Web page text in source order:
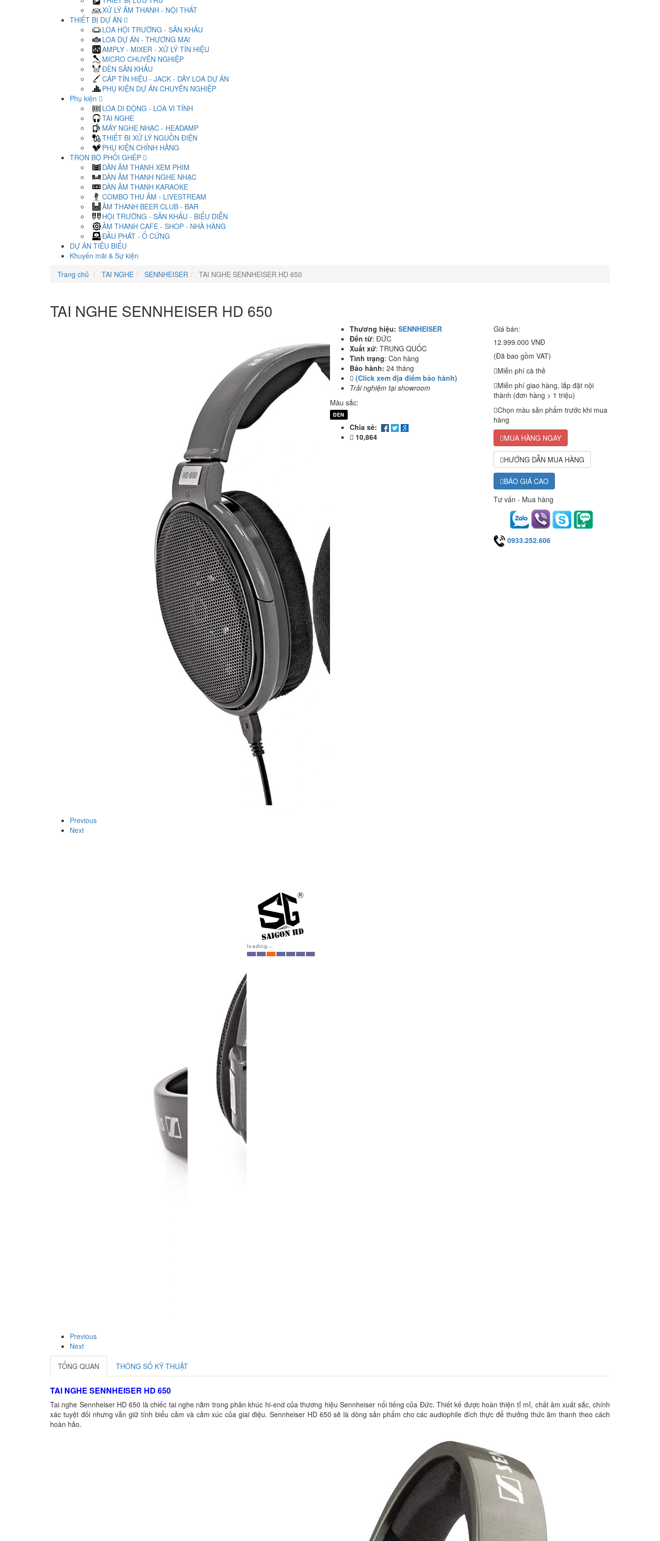
XỬ LÝ ÂM THANH - NỘI THẤT
THIẾT BỊ DỰ ÁN
LOA HỘI TRƯỜNG - SÂN KHẤU
LOA DỰ ÁN - THƯƠNG MẠI
AMPLY - MIXER - XỬ LÝ TÍN HIỆU
MICRO CHUYÊN NGHIỆP
ĐÈN SÂN KHẤU
CÁP TÍN HIỆU - JACK - DÂY LOA DỰ ÁN
PHỤ KIỆN DỰ ÁN CHUYÊN NGHIỆP
Phụ kiện
LOA DI ĐỘNG - LOA VI TÍNH
TAI NGHE
MÁY NGHE NHẠC - HEADAMP
THIẾT BỊ XỬ LÝ NGUỒN ĐIỆN
PHỤ KIỆN CHÍNH HÃNG
TRỌN BỘ PHỐI GHÉP
DÀN ÂM THANH XEM PHIM
DÀN ÂM THANH NGHE NHẠC
DÀN ÂM THANH KARAOKE
COMBO THU ÂM - LIVESTREAM
ÂM THANH BEER CLUB - BAR
HỘI TRƯỜNG - SÂN KHẤU - BIỂU DIỄN
ÂM THANH CAFE - SHOP - NHÀ HÀNG
ĐẦU PHÁT - Ổ CỨNG
DỰ ÁN TIÊU BIỂU
Khuyến mãi & Sự kiện
Trang chủ
TAI NGHE SENNHEISER TAI NGHE SENNHEISER HD 650
TAI NGHE SENNHEISER HD 650
Previous
Next
Previous
Next
Thương hiệu: SENNHEISER
Đến từ: ĐỨC
Xuất xứ: TRUNG QUỐC
Tình trạng: Còn hàng
Bảo hành: 24 tháng
(Click xem địa điểm bảo hành)
Trải nghiệm tại showroom
Màu sắc:
ĐEN
Chia sẻ:
10,864
Giá bán:
12.999.000 VNĐ
(Đã bao gồm VAT)
Miễn phí cà thẻ
Miễn phí giao hàng, lắp đặt nội
thành (đơn hàng > 1 triệu)
Chọn màu sản phẩm trước khi mua
hàng
MUA HÀNG NGAY
HƯỚNG DẪN MUA HÀNG
BÁO GIÁ CAO
Tư vấn - Mua hàng
0933.252.606
TỔNG QUAN THÔNG SỐ KỸ THUẬT
TAI NGHE SENNHEISER HD 650
Tai nghe Sennheiser HD 650 là chiếc tai nghenằm trong phân khúc hi-end của thương hiệu Sennheiser nổi tiếng của Đức. Thiết kế được hoàn thiện tỉ mỉ, chất âm xuất sắc, chính
xác tuyệt đối nhưng vẫn giữ tính biểu cảm và cảm xúc của giai điệu. Sennheiser HD 650 sẽ là dòng sản phẩm cho các audiophile đích thực để thưởng thức âm thanh theo cách
hoàn hảo.